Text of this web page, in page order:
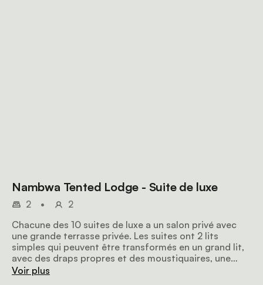
Nambwa Tented Lodge - Suite de luxe
2 •
2
Chacune des 10 suites de luxe a un salon privé avec
une grande terrasse privée. Les suites ont 2 lits
simples qui peuvent être transformés en un grand lit,
avec des draps propres et des moustiquaires, une
salle de bain avec baignoire et douche, un coffre-fort
Voir plus